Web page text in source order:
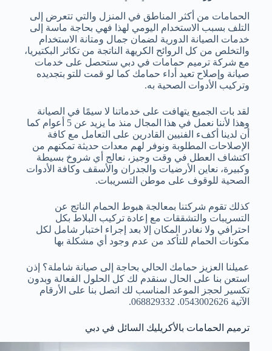
الحمامات من أكثر المناطق في المنزل والتي تتعرض إلى
التلف بسبب الاستخدام اليومي لهذا فهي بحاجة ماسة إلى
خدمات الصيانة الدورية لضمان جمال ومتانة الاستخدام
والتخلص من كل الروائح الكريهة الناتجة من تكاثر البكتيريا،
مع شركة ترميم حمامات في دبي ستحصل على خدمات
صيانة وإصلاح تعيد أداء حمامك كما لو قمت للتو بتجديده
وتركيب الأدوات الصحية به.
لقد بات الجميع يتهافت على خدماتنا لا سيمًا في الصيانة
وهذا لأننا نعمل في هذا المجال منذ ما يزيد عن 5 أعوام كما
أن لدينا أكفء الفنيين القادرين على التعامل مع كافة
الإصلاحات المطلوبة ونوفر لهم معدات حديثة تمكنهم من
اكتشاف العطل في وقت وجيز، نعالج أي شروخ بسيطة
وكبيرة، نعاين الأرضيات والجدران والأسقف وكافة الأدوات
الصحية للوقوف على موطن التسريبات.
كذلك تقوم شركتنا بمعالجة هبوط الحمام الناتج عن
التسريبات والتشققات مع إعادة تركيب البلاط بكل
احترافي ولا نغادر المكان إلا بعد إجراء اختبار شامل لكل
مكونات الحمام للتأكد من عدم وجود أي مشكلة بها
عميلنا العزيز حمامك الحالي بحاجة إلى صيانة شاملة؟ إذن
استعن بنا على الحال سنقدم لك كل الحلول الفعالة وبدون
تكسير لحجز الموعد المناسب لك اتصل بنا على الأرقام
الآتية 0543002626. 068829332.
ترميم الحمامات بالأكريليك السائل في دبي